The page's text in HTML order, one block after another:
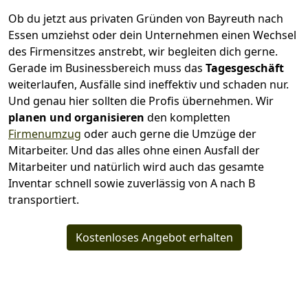
Ob du jetzt aus privaten Gründen von Bayreuth nach
Essen umziehst oder dein Unternehmen einen Wechsel
des Firmensitzes anstrebt, wir begleiten dich gerne.
Gerade im Businessbereich muss das Tagesgeschäft
weiterlaufen, Ausfälle sind ineffektiv und schaden nur.
Und genau hier sollten die Profis übernehmen. Wir
planen und organisieren den kompletten
Firmenumzug oder auch gerne die Umzüge der
Mitarbeiter. Und das alles ohne einen Ausfall der
Mitarbeiter und natürlich wird auch das gesamte
Inventar schnell sowie zuverlässig von A nach B
transportiert.
Kostenloses Angebot erhalten